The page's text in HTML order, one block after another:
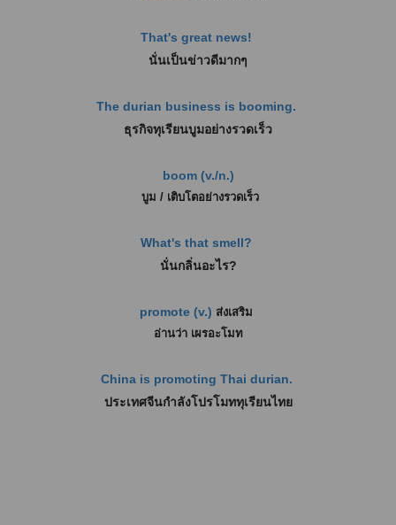
That's great news!
นั่นเป็นข่าวดีมากๆ
The durian business is booming.
ธุรกิจทุเรียนบูมอย่างรวดเร็ว
boom (v./n.)
บูม / เติบโตอย่างรวดเร็ว
What's that smell?
นั่นกลิ่นอะไร?
promote (v.) ส่งเสริม
อ่านว่า เผรอะโมท
China is promoting Thai durian.
ประเทศจีนกำลังโปรโมททุเรียนไทย